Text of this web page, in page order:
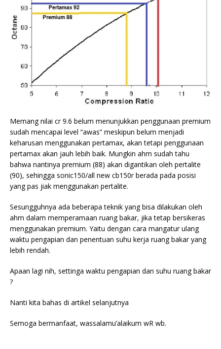
Memang nilai cr 9.6 belum menunjukkan penggunaan premium
sudah mencapai level “awas” meskipun belum menjadi
keharusan menggunakan pertamax, akan tetapi penggunaan
pertamax akan jauh lebih baik. Mungkin ahm sudah tahu
bahwa nantinya premium (88) akan digantikan oleh pertalite
(90), sehingga sonic150/all new cb150r berada pada posisi
yang pas jiak menggunakan pertalite.
Sesungguhnya ada beberapa teknik yang bisa dilakukan oleh
ahm dalam memperamaan ruang bakar, jika tetap bersikeras
menggunakan premium. Yaitu dengan cara mangatur ulang
waktu pengapian dan penentuan suhu kerja ruang bakar yang
lebih rendah.
Apaan lagi nih, settinga waktu pengapian dan suhu ruang bakar
?
Nanti kita bahas di artikel selanjutnya
Semoga bermanfaat, wassalamu’alaikum wR wb.